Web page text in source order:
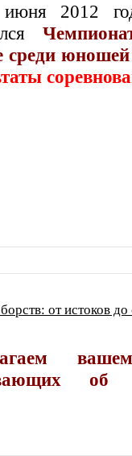
2012
среди
от истоков
об